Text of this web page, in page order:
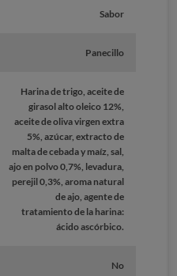
Sabor
Panecillo
Harina de trigo, aceite de
girasol alto oleico 12%,
aceite de oliva virgen extra
5%, azúcar, extracto de
malta de cebada y maíz, sal,
ajo en polvo 0,7%, levadura,
perejil 0,3%, aroma natural
de ajo, agente de
tratamiento de la harina:
ácido ascórbico.
No